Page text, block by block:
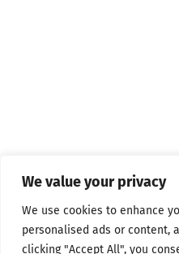
We value your privacy
We use cookies to enhance
personalised ads or content,
clicking "Accept All", you